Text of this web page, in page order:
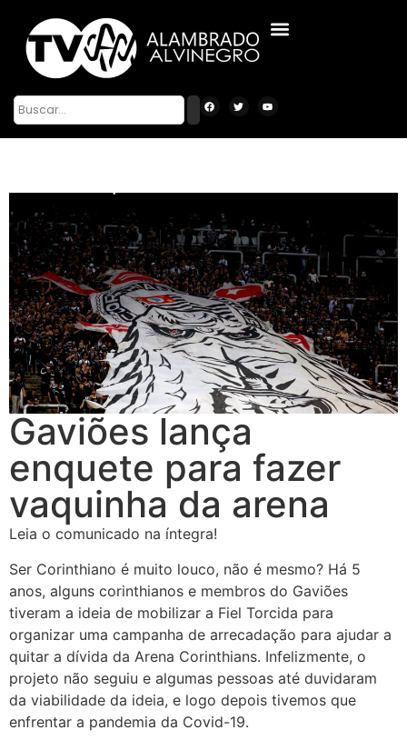
Gaviões lança
enquete para fazer
vaquinha da arena
Leia o comunicado na íntegra!
Ser Corinthiano é muito louco, não é mesmo? Há 5
anos, alguns corinthianos e membros do Gaviões
tiveram a ideia de mobilizar a Fiel Torcida para
organizar uma campanha de arrecadação para ajudar a
quitar a dívida da Arena Corinthians. Infelizmente, o
projeto não seguiu e algumas pessoas até duvidaram
da viabilidade da ideia, e logo depois tivemos que
enfrentar a pandemia da Covid-19.